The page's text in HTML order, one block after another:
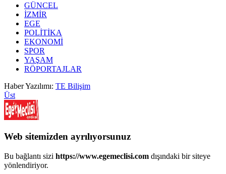
GÜNCEL
İZMİR
EGE
POLİTİKA
EKONOMİ
SPOR
YAŞAM
RÖPORTAJLAR
Haber Yazılımı: TE Bilişim
Üst
Web sitemizden ayrılıyorsunuz
Bu bağlantı sizi https://www.egemeclisi.com dışındaki bir siteye
yönlendiriyor.